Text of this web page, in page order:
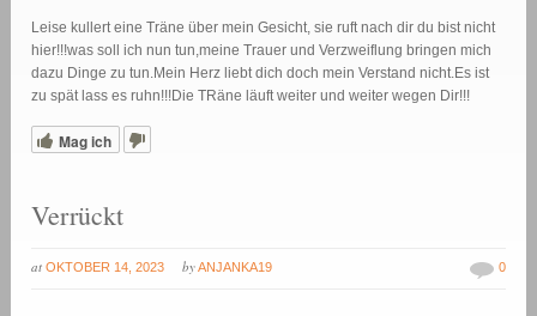
Leise kullert eine Träne über mein Gesicht, sie ruft nach dir du bist nicht
hier!!!was soll ich nun tun,meine Trauer und Verzweiflung bringen mich
dazu Dinge zu tun.Mein Herz liebt dich doch mein Verstand nicht.Es ist
zu spät lass es ruhn!!!Die TRäne läuft weiter und weiter wegen Dir!!!
Mag ich
Verrückt
at OKTOBER 14, 2023 byANJANKA19 0